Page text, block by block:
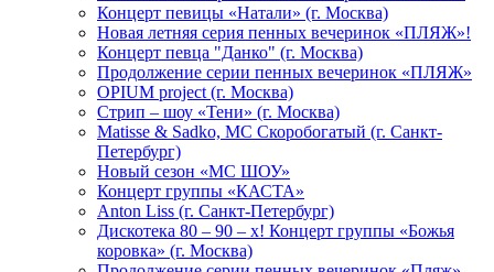
Концерт певицы «Натали» (г. Москва)
Новая летняя серия пенных вечеринок «ПЛЯЖ»!
Концерт певца "Данко" (г. Москва)
Продолжение серии пенных вечеринок «ПЛЯЖ»
OPIUM project (г. Москва)
Стрип – шоу «Тени» (г. Москва)
Matissе & Sadko, MC Скоробогатый (г. Санкт-
Петербург)
Новый сезон «МС ШОУ»
Концерт группы «КАСТА»
Anton Liss (г. Санкт-Петербург)
Дискотека 80 – 90 – х! Концерт группы «Божья
коровка» (г. Москва)